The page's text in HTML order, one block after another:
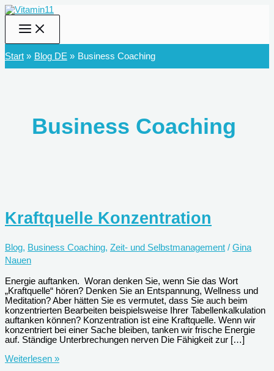
Zum
Inhalt
springen
Start Blog DE Business Coaching
Business Coaching
Kraftquelle Konzentration
Blog, Business Coaching, Zeit- und Selbstmanagement / Gina
Nauen
Energie auftanken. Woran denken Sie, wenn Sie das Wort
„Kraftquelle“ hören? Denken Sie an Entspannung, Wellness und
Meditation? Aber hätten Sie es vermutet, dass Sie auch beim
konzentrierten Bearbeiten beispielsweise Ihrer Tabellenkalkulation
auftanken können? Konzentration ist eine Kraftquelle. Wenn wir
konzentriert bei einer Sache bleiben, tanken wir frische Energie
auf. Ständige Unterbrechungen nerven Die Fähigkeit zur […]
Kraftquelle
Weiterlesen »